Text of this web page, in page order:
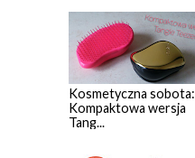
Kosmetyczna sobota:
Kompaktowa wersja
Tang...